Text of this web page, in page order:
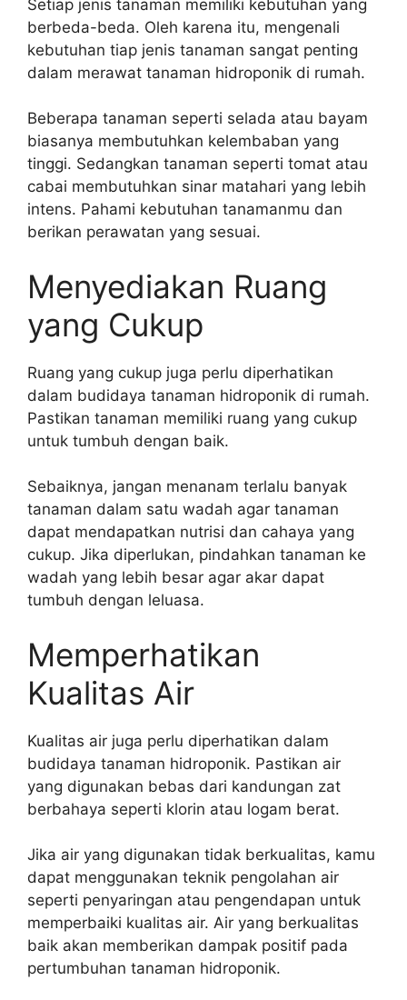
Setiap jenis tanaman memiliki kebutuhan yang
berbeda-beda. Oleh karena itu, mengenali
kebutuhan tiap jenis tanaman sangat penting
dalam merawat tanaman hidroponik di rumah.
Beberapa tanaman seperti selada atau bayam
biasanya membutuhkan kelembaban yang
tinggi. Sedangkan tanaman seperti tomat atau
cabai membutuhkan sinar matahari yang lebih
intens. Pahami kebutuhan tanamanmu dan
berikan perawatan yang sesuai.
Menyediakan Ruang
yang Cukup
Ruang yang cukup juga perlu diperhatikan
dalam budidaya tanaman hidroponik di rumah.
Pastikan tanaman memiliki ruang yang cukup
untuk tumbuh dengan baik.
Sebaiknya, jangan menanam terlalu banyak
tanaman dalam satu wadah agar tanaman
dapat mendapatkan nutrisi dan cahaya yang
cukup. Jika diperlukan, pindahkan tanaman ke
wadah yang lebih besar agar akar dapat
tumbuh dengan leluasa.
Memperhatikan
Kualitas Air
Kualitas air juga perlu diperhatikan dalam
budidaya tanaman hidroponik. Pastikan air
yang digunakan bebas dari kandungan zat
berbahaya seperti klorin atau logam berat.
Jika air yang digunakan tidak berkualitas, kamu
dapat menggunakan teknik pengolahan air
seperti penyaringan atau pengendapan untuk
memperbaiki kualitas air. Air yang berkualitas
baik akan memberikan dampak positif pada
pertumbuhan tanaman hidroponik.